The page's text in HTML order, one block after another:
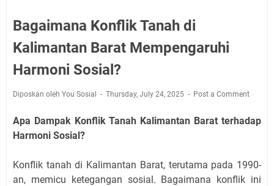
Bagaimana Konflik Tanah di
Kalimantan Barat Mempengaruhi
Harmoni Sosial?
Diposkan oleh You Sosial Thursday, July 24, 2025 Post a Comment
Apa Dampak Konflik Tanah Kalimantan Barat terhadap
Harmoni Sosial?
Konflik tanah di Kalimantan Barat, terutama pada 1990-
an, memicu ketegangan sosial. Bagaimana konflik ini